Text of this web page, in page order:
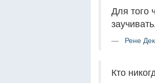
Для того
Рене
Кто